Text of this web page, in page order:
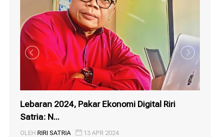
Lebaran 2024, Pakar Ekonomi Digital Riri
Satria: N...
OLEH RIRI SATRIA 13 APR 2024